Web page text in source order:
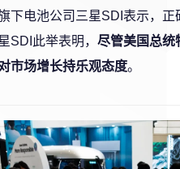
下电池公司三星SDI表示，正
SDI此举表明， 尽管美国总统
市场增长持乐观态度。